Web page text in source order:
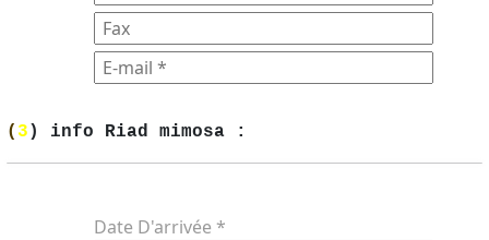
( 3 ) info Riad mimosa :
Date D'arrivée *